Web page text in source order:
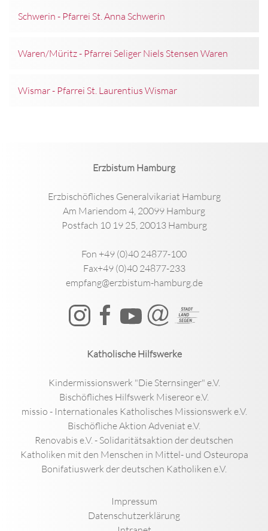
Schwerin - Pfarrei St. Anna Schwerin
Waren/Müritz - Pfarrei Seliger Niels Stensen Waren
Wismar - Pfarrei St. Laurentius Wismar
Erzbistum Hamburg
Erzbischöfliches Generalvikariat Hamburg
Am Mariendom 4, 20099 Hamburg
Postfach 10 19 25, 20013 Hamburg
Fon +49 (0)40 24877-100
Fax+49 (0)40 24877-233
empfang@erzbistum-hamburg.de
Katholische Hilfswerke
Kindermissionswerk "Die Sternsinger" e.V.
Bischöfliches Hilfswerk Misereor e.V.
missio - Internationales Katholisches Missionswerk e.V.
Bischöfliche Aktion Adveniat e.V.
Renovabis e.V. - Solidaritätsaktion der deutschen
Katholiken mit den Menschen in Mittel- und Osteuropa
Bonifatiuswerk der deutschen Katholiken e.V.
Impressum
Datenschutzerklärung